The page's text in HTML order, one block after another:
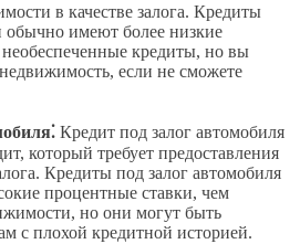
в качестве залога. Кредиты
обычно имеют более низкие
кредиты, но вы
если не сможете
Кредит под залог автомобиля
который требует предоставления
Кредиты под залог автомобиля
процентные ставки, чем
но они могут быть
с плохой кредитной историей.